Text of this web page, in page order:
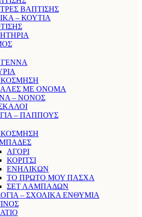
ΒΑΠΤΙΣΗΣ
– ΚΟΥΤΙΑ
ΜΕ ΟΝΟΜΑ
– ΝΟΝΟΣ
– ΠΑΠΠΟΥΣ
ΑΓΟΡΙ
ΚΟΡΙΤΣΙ
ΕΝΗΛΙΚΩΝ
ΤΟ ΠΡΩΤΟ ΜΟΥ ΠΑΣΧΑ
ΣΕΤ ΛΑΜΠΑΔΩΝ
– ΣΧΟΛΙΚΑ ΕΝΘΥΜΙΑ